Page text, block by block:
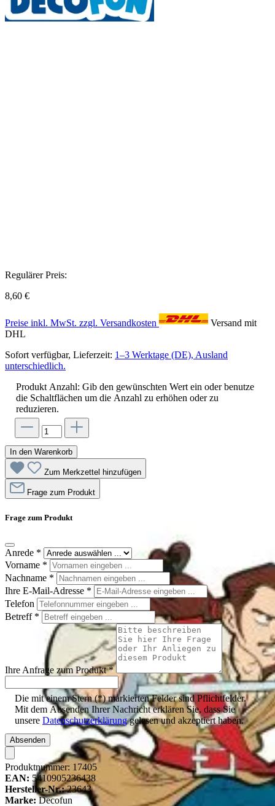
Regulärer Preis:
8,60 €
Preise inkl. MwSt. zzgl. Versandkosten
Versand mit
DHL
Sofort verfügbar, Lieferzeit: 1–3 Werktage (DE), Ausland
unterschiedlich.
Produkt Anzahl: Gib den gewünschten Wert ein oder benutze
die Schaltflächen um die Anzahl zu erhöhen oder zu
reduzieren.
In den Warenkorb
Zum Merkzettel hinzufügen
Frage zum Produkt
Frage zum Produkt
Anrede *
Vorname *
Nachname *
Ihre E-Mail-Adresse *
Telefon
Betreff *
Ihre Anfrage zum Produkt*
Die mit einem Stern (*) markierten Felder sind Pflichtfelder.
Mit dem Absenden Ihrer Nachricht erklären Sie, dass Sie
unsere Datenschutzerklärunggelesen und akzeptiert haben.
Absenden
Produktnummer: 17405
EAN: 5410905236438
Hersteller-Nr.: 23643
Marke: Decofun